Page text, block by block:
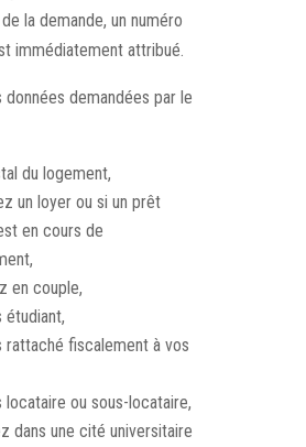
la demande, un numéro
immédiatement attribué.
données demandées par le
du logement,
un loyer ou si un prêt
en cours de
en couple,
étudiant,
rattaché fiscalement à vos
locataire ou sous-locataire,
dans une cité universitaire